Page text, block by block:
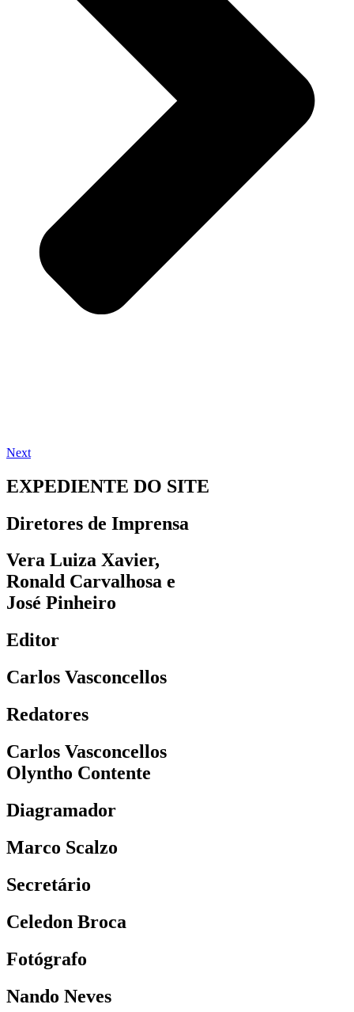
Next
EXPEDIENTE DO SITE
Diretores de Imprensa
Vera Luiza Xavier,
Ronald Carvalhosa e
José Pinheiro
Editor
Carlos Vasconcellos
Redatores
Carlos Vasconcellos
Olyntho Contente
Diagramador
Marco Scalzo
Secretário
Celedon Broca
Fotógrafo
Nando Neves